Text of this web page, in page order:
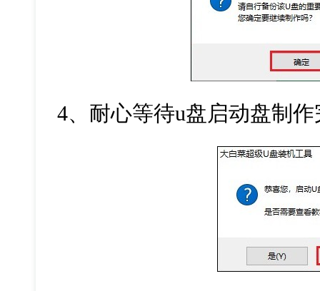
4、耐心等待u盘启动盘制